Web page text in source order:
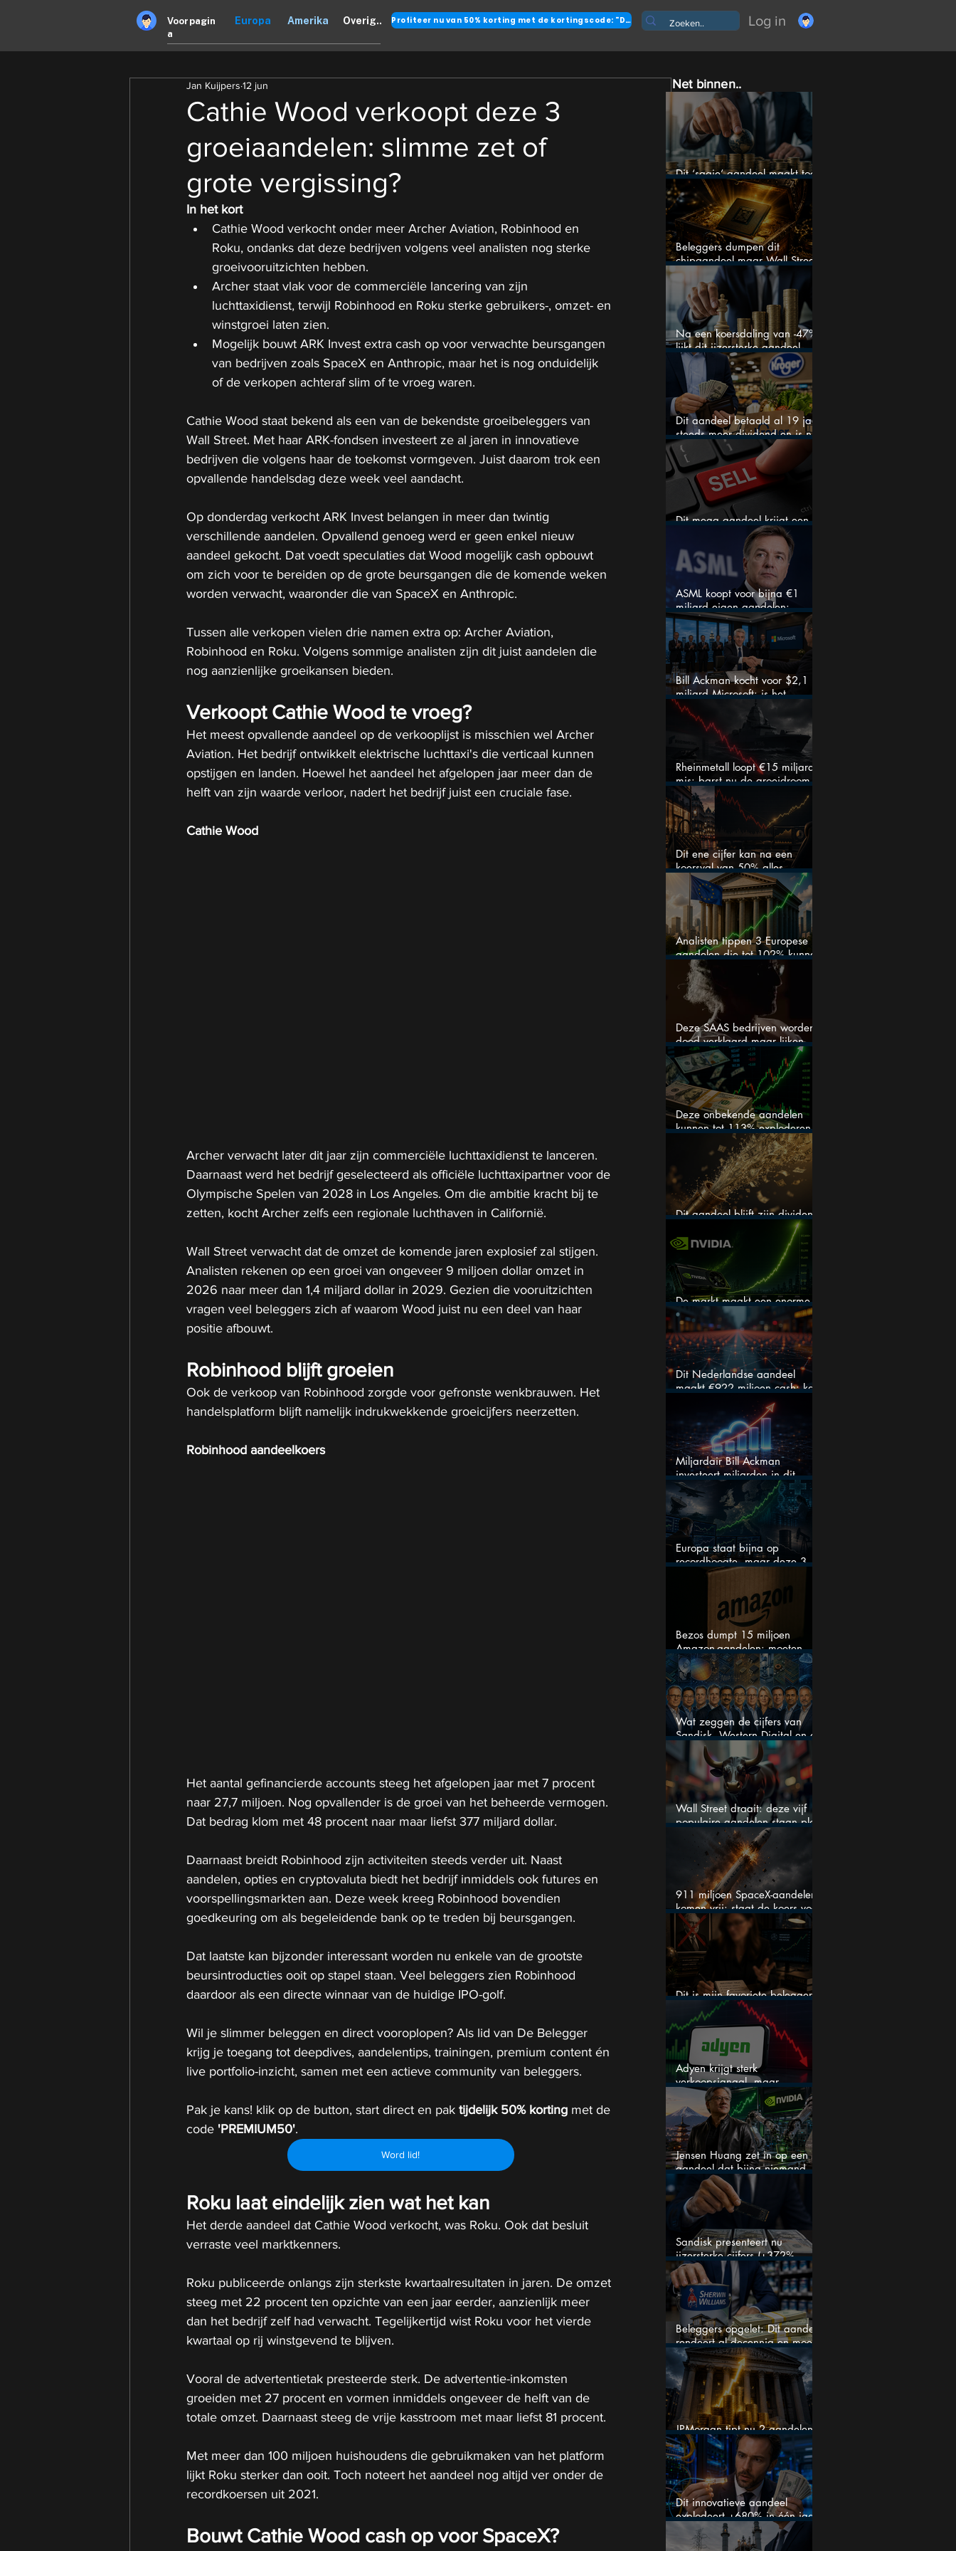
Voorpagin
a
Europa Amerika Overig.. Profiteer nu van 50% korting met de kortingscode: "DANK" Log in
Cathie Wood verkoopt deze 3
groeiaandelen: slimme zet of
grote vergissing?
Jan Kuijpers 12 jun
In het kort
Cathie Wood verkocht onder meer Archer Aviation, Robinhood en
Roku, ondanks dat deze bedrijven volgens veel analisten nog sterke
groeivooruitzichten hebben.
Archer staat vlak voor de commerciële lancering van zijn
luchttaxidienst, terwijl Robinhood en Roku sterke gebruikers-, omzet- en
winstgroei laten zien.
Mogelijk bouwt ARK Invest extra cash op voor verwachte beursgangen
van bedrijven zoals SpaceX en Anthropic, maar het is nog onduidelijk
of de verkopen achteraf slim of te vroeg waren.
Cathie Wood staat bekend als een van de bekendste groeibeleggers van
Wall Street. Met haar ARK-fondsen investeert ze al jaren in innovatieve
bedrijven die volgens haar de toekomst vormgeven. Juist daarom trok een
opvallende handelsdag deze week veel aandacht.
Op donderdag verkocht ARK Invest belangen in meer dan twintig
verschillende aandelen. Opvallend genoeg werd er geen enkel nieuw
aandeel gekocht. Dat voedt speculaties dat Wood mogelijk cash opbouwt
om zich voor te bereiden op de grote beursgangen die de komende weken
worden verwacht, waaronder die van SpaceX en Anthropic.
Tussen alle verkopen vielen drie namen extra op: Archer Aviation,
Robinhood en Roku. Volgens sommige analisten zijn dit juist aandelen die
nog aanzienlijke groeikansen bieden.
Verkoopt Cathie Wood te vroeg?
Het meest opvallende aandeel op de verkooplijst is misschien wel Archer
Aviation. Het bedrijf ontwikkelt elektrische luchttaxi's die verticaal kunnen
opstijgen en landen. Hoewel het aandeel het afgelopen jaar meer dan de
helft van zijn waarde verloor, nadert het bedrijf juist een cruciale fase.
Cathie Wood
Archer verwacht later dit jaar zijn commerciële luchttaxidienst te lanceren.
Daarnaast werd het bedrijf geselecteerd als officiële luchttaxipartner voor de
Olympische Spelen van 2028 in Los Angeles. Om die ambitie kracht bij te
zetten, kocht Archer zelfs een regionale luchthaven in Californië.
Wall Street verwacht dat de omzet de komende jaren explosief zal stijgen.
Analisten rekenen op een groei van ongeveer 9 miljoen dollar omzet in
2026 naar meer dan 1,4 miljard dollar in 2029. Gezien die vooruitzichten
vragen veel beleggers zich af waarom Wood juist nu een deel van haar
positie afbouwt.
Robinhood blijft groeien
Ook de verkoop van Robinhood zorgde voor gefronste wenkbrauwen. Het
handelsplatform blijft namelijk indrukwekkende groeicijfers neerzetten.
Robinhood aandeelkoers
Het aantal gefinancierde accounts steeg het afgelopen jaar met 7 procent
naar 27,7 miljoen. Nog opvallender is de groei van het beheerde vermogen.
Dat bedrag klom met 48 procent naar maar liefst 377 miljard dollar.
Daarnaast breidt Robinhood zijn activiteiten steeds verder uit. Naast
aandelen, opties en cryptovaluta biedt het bedrijf inmiddels ook futures en
voorspellingsmarkten aan. Deze week kreeg Robinhood bovendien
goedkeuring om als begeleidende bank op te treden bij beursgangen.
Dat laatste kan bijzonder interessant worden nu enkele van de grootste
beursintroducties ooit op stapel staan. Veel beleggers zien Robinhood
daardoor als een directe winnaar van de huidige IPO-golf.
Wil je slimmer beleggen en direct vooroplopen? Als lid van De Belegger
krijg je toegang tot deepdives, aandelentips, trainingen, premium content én
live portfolio-inzicht, samen met een actieve community van beleggers.
Pak je kans! klik op de button, start direct en pak tijdelijk 50% korting met de
code 'PREMIUM50'.
Word lid!
Roku laat eindelijk zien wat het kan
Het derde aandeel dat Cathie Wood verkocht, was Roku. Ook dat besluit
verraste veel marktkenners.
Roku publiceerde onlangs zijn sterkste kwartaalresultaten in jaren. De omzet
steeg met 22 procent ten opzichte van een jaar eerder, aanzienlijk meer
dan het bedrijf zelf had verwacht. Tegelijkertijd wist Roku voor het vierde
kwartaal op rij winstgevend te blijven.
Vooral de advertentietak presteerde sterk. De advertentie-inkomsten
groeiden met 27 procent en vormen inmiddels ongeveer de helft van de
totale omzet. Daarnaast steeg de vrije kasstroom met maar liefst 81 procent.
Met meer dan 100 miljoen huishoudens die gebruikmaken van het platform
lijkt Roku sterker dan ooit. Toch noteert het aandeel nog altijd ver onder de
recordkoersen uit 2021.
Bouwt Cathie Wood cash op voor SpaceX?
Net binnen..
Dit ‘saaie’ aandeel maakt toch
bizar veel winst
Beleggers dumpen dit
chipaandeel maar Wall Street
ziet een zeldzame koopkans
Na een koersdaling van -47%
lijkt dit ijzersterke aandeel
aantrekkelijker dan ooit
Dit aandeel betaald al 19 jaar
steeds meer dividend en is nu
goedkoop
Dit mega aandeel krijgt een
zeldzaam verkoopadvies
ASML koopt voor bijna €1
miljard eigen aandelen:
slimme zet of dure timing?
Bill Ackman kocht voor $2,1
miljard Microsoft: is het
aandeel na de koerssprong
nog aantrekkelijk?
Rheinmetall loopt €15 miljard
mis: barst nu de groeidroom
van het defensiebedrijf?
Dit ene cijfer kan na een
koersval van 50% alles
veranderen
Analisten tippen 3 Europese
aandelen die tot 102% kunnen
stijgen
Deze SAAS bedrijven worden
dood verklaard maar lijken
springlevend
Deze onbekende aandelen
kunnen tot 113% exploderen
(één springt eruit)
Dit aandeel blijft zijn dividend
verhogen, wat er ook gebeurt
De markt maakt een enorme
fout bij Nvidia
Dit Nederlandse aandeel
maakt €922 miljoen cash: kan
dit dividendaandeel blijven
Miljardair Bill Ackman
investeert miljarden in dit
techaandeel
Europa staat bijna op
recordhoogte, maar deze 3
sectoren vallen nu op
Bezos dumpt 15 miljoen
Amazon-aandelen: moeten
beleggers zich zorgen maken?
Wat zeggen de cijfers van
Sandisk, Western Digital en de
AI-Infrastructuur aandelen mij
werkelijk
Wall Street draait: deze vijf
populaire aandelen staan plots
onder spanning
911 miljoen SpaceX-aandelen
komen vrij: staat de koers voor
een nieuwe crash?
Dit is mijn favoriete belegger…
en het is niet Warren Buffett
Adyen krijgt sterk
verkoopsignaal, maar
analisten zien juist een
koopkans
Jensen Huang zet in op een
aandeel dat bijna niemand
Sandisk presenteert nu
ijzersterke cijfers (+372%
omzetgroei), toch zakt het
aandeel weg
Beleggers opgelet: Dit aandeel
rendeert al decennia en moet
op je watchlist staan!
JPMorgan tipt nu 2 aandelen
voor augustus
Dit innovatieve aandeel
explodeert +680% in één jaar
en blijft maar stijgen